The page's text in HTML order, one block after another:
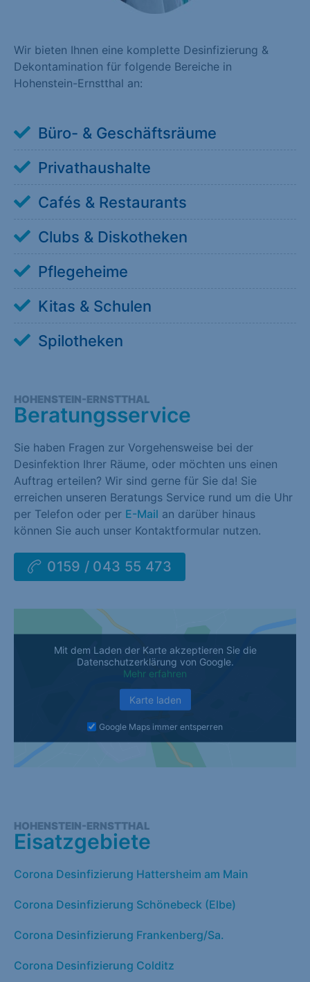
Wir bieten Ihnen eine komplette Desinfizierung &
Dekontamination für folgende Bereiche in
Hohenstein-Ernstthal an:
Büro- & Geschäftsräume
Privathaushalte
Cafés & Restaurants
Clubs & Diskotheken
Pflegeheime
Kitas & Schulen
Spilotheken
HOHENSTEIN-ERNSTTHAL
Beratungsservice
Sie haben Fragen zur Vorgehensweise bei der
Desinfektion Ihrer Räume, oder möchten uns einen
Auftrag erteilen? Wir sind gerne für Sie da! Sie
erreichen unseren Beratungs Service rund um die Uhr
per Telefon oder per E-Mail an darüber hinaus
können Sie auch unser Kontaktformular nutzen.
0159 / 043 55 473
Mit dem Laden der Karte akzeptieren Sie die
Datenschutzerklärung von Google.
Mehr erfahren
Karte laden
Google Maps immer entsperren
HOHENSTEIN-ERNSTTHAL
Eisatzgebiete
Corona Desinfizierung Hattersheim am Main
Corona Desinfizierung Schönebeck (Elbe)
Corona Desinfizierung Frankenberg/Sa.
Corona Desinfizierung Colditz